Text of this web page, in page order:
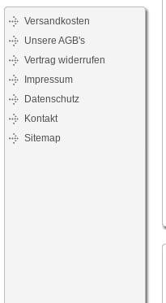
Versandkosten
Unsere AGB's
Vertrag widerrufen
Impressum
Datenschutz
Kontakt
Sitemap